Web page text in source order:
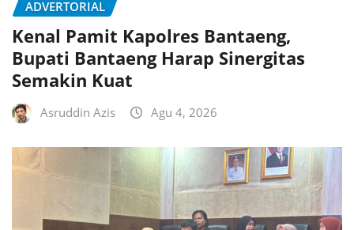
ADVERTORIAL
Kenal Pamit Kapolres Bantaeng,
Bupati Bantaeng Harap Sinergitas
Semakin Kuat
Asruddin Azis Agu 4, 2026